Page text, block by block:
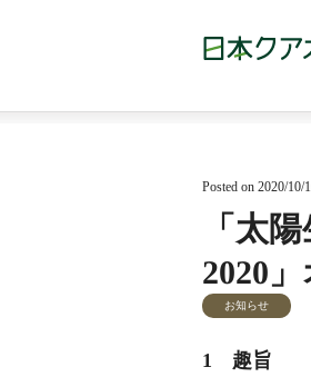
Posted on 2020/10/
「太
2020
お知らせ
1 趣旨